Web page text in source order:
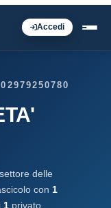
Accedi
delle
con 1